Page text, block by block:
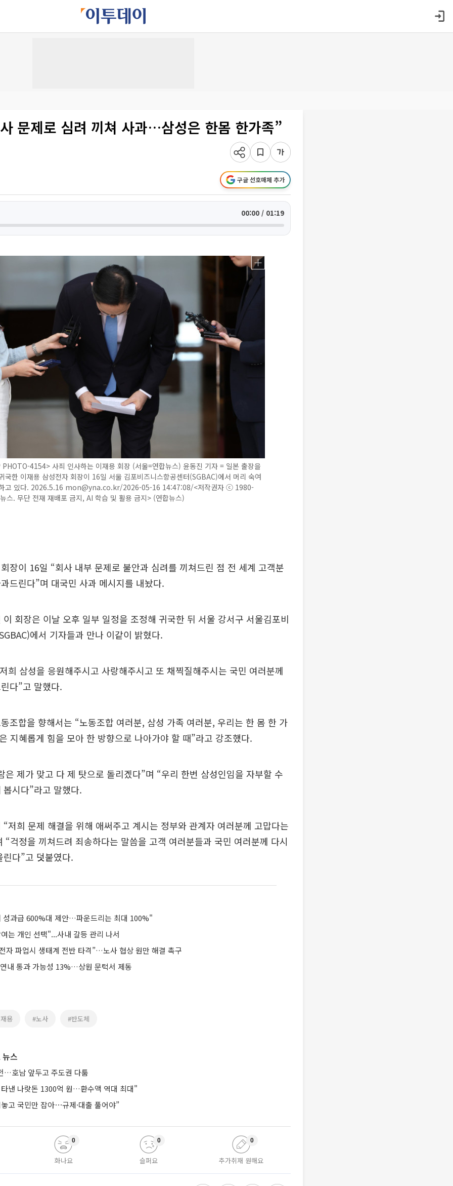
문제로 심려 끼쳐 사과…삼성은 한몸 한가족”
구글 선호매체 추가
00:00 / 01:19
4154> 사죄 인사하는 이재용 회장 (서울=연합뉴스) 윤동진 기자 = 일본 출장을
국한 이재용 삼성전자 회장이 16일 서울 김포비즈니스항공센터(SGBAC)에서 머리 숙여
고 있다. 2026.5.16 mon@yna.co.kr/2026-05-16 14:47:08/<저작권자 ⓒ 1980-
스. 무단 전재 재배포 금지, AI 학습 및 활용 금지> (연합뉴스)
장이 16일 “회사 내부 문제로 불안과 심려를 끼쳐드린 점 전 세계 고객분
드린다”며 대국민 사과 메시지를 내놨다.
회장은 이날 오후 일부 일정을 조정해 귀국한 뒤 서울 강서구 서울김포비
에서 기자들과 만나 이같이 밝혔다.
희 삼성을 응원해주시고 사랑해주시고 또 채찍질해주시는 국민 여러분께
다”고 말했다.
조합을 향해서는 “노동조합 여러분, 삼성 가족 여러분, 우리는 한 몸 한 가
지혜롭게 힘을 모아 한 방향으로 나아가야 할 때”라고 강조했다.
은 제가 맞고 다 제 탓으로 돌리겠다”며 “우리 한번 삼성인임을 자부할 수
시다”라고 말했다.
저희 문제 해결을 위해 애써주고 계시는 정부와 관계자 여러분께 고맙다는
“걱정을 끼쳐드려 죄송하다는 말씀을 고객 여러분들과 국민 여러분께 다시
다”고 덧붙였다.
성과급 600%대 제안…파운드리는 최대 100%"
는 개인 선택"...사내 갈등 관리 나서
자 파업시 생태계 전반 타격”…노사 협상 원만 해결 촉구
내 통과 가능성 13%…상원 문턱서 제동
용 #노사 #반도체
스
…호남 앞두고 주도권 다툼
낸 나랏돈 1300억 원…환수액 역대 최대"
고 국민만 잡아⋯규제·대출 풀어야”
화나요
0
슬퍼요
0
추가취재 원해요
0